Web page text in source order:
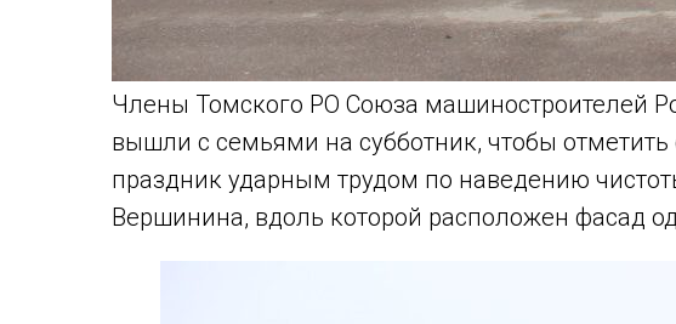
Члены Томского РО Союза машиностроителей
вышли с семьями на субботник, чтобы
праздник ударным трудом по наведению
Вершинина, вдоль которой расположен фасад